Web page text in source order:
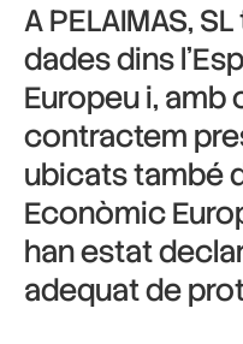
A PELAIMAS,
dades dins
Europeu i, amb
contractem
ubicats també
Econòmic
han estat
adequat de